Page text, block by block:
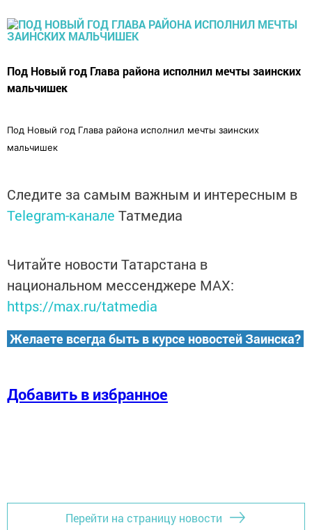
Под Новый год Глава района исполнил мечты заинских
мальчишек
Под Новый год Глава района исполнил мечты заинских
мальчишек
Следите за самым важным и интересным в
Telegram-канале Татмедиа
Читайте новости Татарстана в
национальном мессенджере MАХ:
https://max.ru/tatmedia
Желаете всегда быть в курсе новостей Заинска?
Добавить в избранное
Перейти на страницу новости